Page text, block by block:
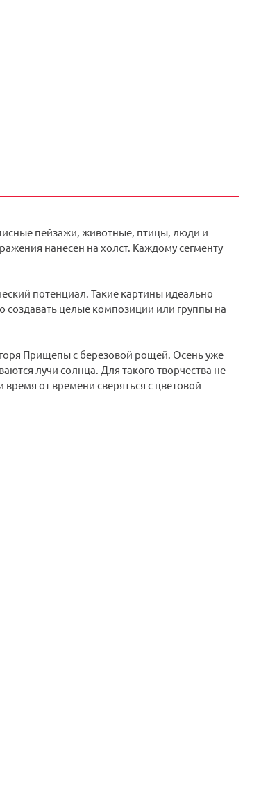
пейзажи, животные, птицы, люди и
нанесен на холст. Каждому сегменту
потенциал. Такие картины идеально
создавать целые композиции или группы на
Прищепы с березовой рощей. Осень уже
лучи солнца. Для такого творчества не
от времени сверяться с цветовой